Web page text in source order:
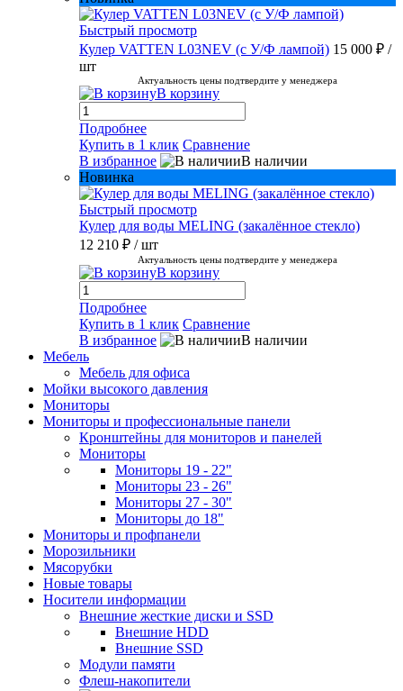
Быстрый просмотр
Кулер VATTEN L03NEV (с У/Ф лампой) 15 000 ₽ /
шт
Актуальность цены подтвердите у менеджера
В корзину
Подробнее
Купить в 1 клик Сравнение
В избранное
В наличии
Новинка
Быстрый просмотр
Кулер для воды MELING (закалённое стекло)
12 210 ₽ / шт
Актуальность цены подтвердите у менеджера
В корзину
Подробнее
Купить в 1 клик Сравнение
В избранное
В наличии
Мебель
Мебель для офиса
Мойки высокого давления
Мониторы
Мониторы и профессиональные панели
Кронштейны для мониторов и панелей
Мониторы
Мониторы 19 - 22"
Мониторы 23 - 26"
Мониторы 27 - 30"
Мониторы до 18"
Мониторы и профпанели
Морозильники
Мясорубки
Новые товары
Носители информации
Внешние жесткие диски и SSD
Внешние HDD
Внешние SSD
Модули памяти
Флеш-накопители